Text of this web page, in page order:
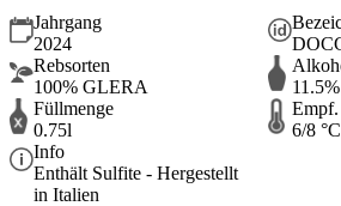
Jahrgang
2024
Rebsorten
100% GLERA
11.5%
Füllmenge
0.75l
6/8 °C
Info
Enthält Sulfite - Hergestellt
in Italien